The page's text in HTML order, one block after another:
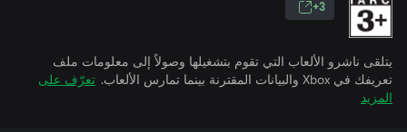
3+
يتلقى ناشرو الألعاب التي تقوم بتشغيلها وصولاً إلى معلومات ملف
تعريفك في Xbox والبيانات المقترنة بينما تمارس الألعاب.
تعرّف على
المزيد